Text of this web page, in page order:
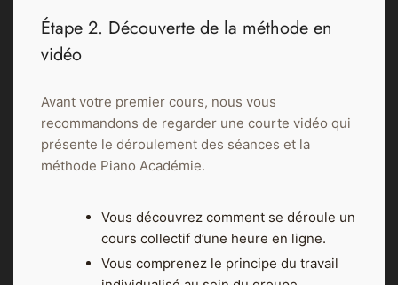
Étape 2. Découverte de la méthode en
vidéo
Avant votre premier cours, nous vous
recommandons de regarder une courte vidéo qui
présente le déroulement des séances et la
méthode Piano Académie.
Vous découvrez comment se déroule un
cours collectif d’une heure en ligne.
Vous comprenez le principe du travail